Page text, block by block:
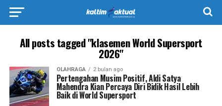
All posts tagged "klasemen World Supersport
2026"
OLAHRAGA 2 bulan ago
Pertengahan Musim Positif, Aldi Satya
Mahendra Kian Percaya Diri Bidik Hasil Lebih
Baik di World Supersport